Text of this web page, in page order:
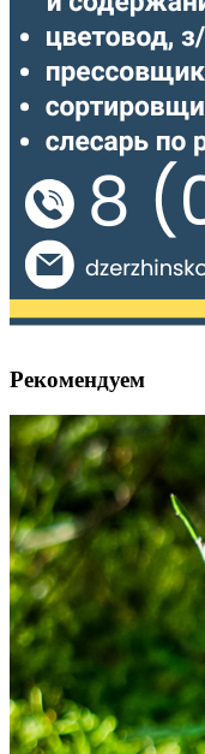
Рекомендуем